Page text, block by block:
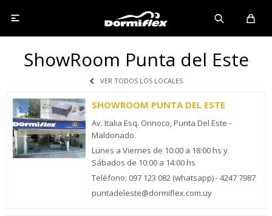

ShowRoom Punta del Este
VER TODOS LOS LOCALES
SHOWROOM PUNTA DEL ESTE
Av. Italia Esq. Orinoco, Punta Del Este -
Maldonado.
Lunes a Viernes de 10:00 a 18:00 hs y
Sábados de 10:00 a 14:00 hs
Teléfono: 097 123 082 (whatsapp) - 4247 7987
puntadeleste@dormiflex.com.uy